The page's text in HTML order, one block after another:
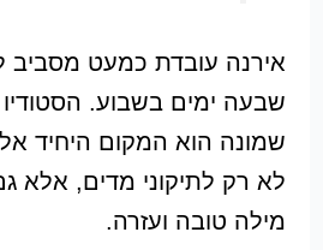
אירנה עובדת כמעט מסביב
שבעה ימים בשבוע.
שמונה הוא המקום היחיד
לא רק לתיקוני מדים, אלא
מילה טובה ועזרה.